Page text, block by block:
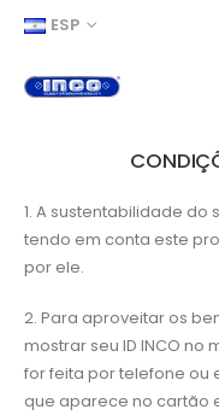
ESP
1. A sustentabilidade do
tendo em conta este
por ele.
2. Para aproveitar os
mostrar seu ID INCO
for feita por telefone ou
que aparece no cartão